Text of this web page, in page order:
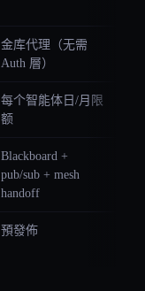
金库代理（无需
Auth 層）
每个智能体日/月限
额
Blackboard +
pub/sub + mesh
handoff
預發佈